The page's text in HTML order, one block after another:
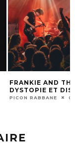
FRANKIE AND
DYSTOPIE ET
PICON RABBANE